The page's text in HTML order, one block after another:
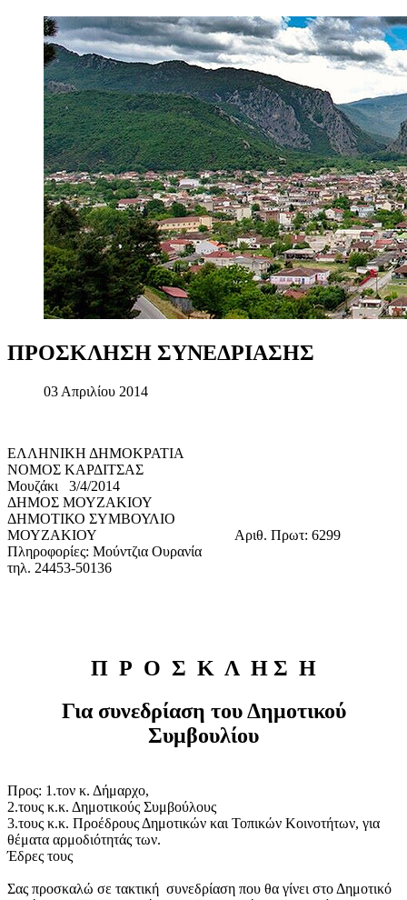
ΠΡΟΣΚΛΗΣΗ ΣΥΝΕΔΡΙΑΣΗΣ
03 Απριλίου 2014
ΕΛΛΗΝΙΚΗ ΔΗΜΟΚΡΑΤΙΑ
ΝΟΜΟΣ ΚΑΡΔΙΤΣΑΣ
Μουζάκι 3/4/2014
ΔΗΜΟΣ ΜΟΥΖΑΚΙΟΥ
ΔΗΜΟΤΙΚΟ ΣΥΜΒΟΥΛΙΟ
ΜΟΥΖΑΚΙΟΥ Αριθ. Πρωτ: 6299
Πληροφορίες: Μούντζια Ουρανία
τηλ. 24453-50136
Π Ρ Ο Σ Κ Λ Η Σ Η
Για συνεδρίαση του Δημοτικού
Συμβουλίου
Προς: 1.τον κ. Δήμαρχο,
2.τους κ.κ. Δημοτικούς Συμβούλους
3.τους κ.κ. Προέδρους Δημοτικών και Τοπικών Κοινοτήτων, για
θέματα αρμοδιότητάς των.
Έδρες τους
Σας προσκαλώ σε τακτική συνεδρίαση που θα γίνει στο Δημοτικό